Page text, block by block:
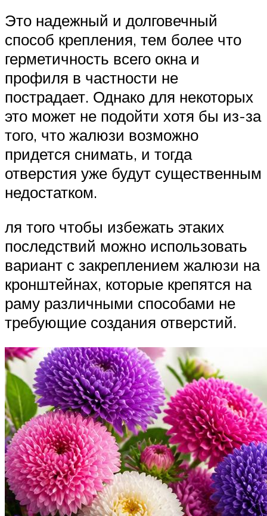
Это надежный и долговечный
способ крепления, тем более что
герметичность всего окна и
профиля в частности не
пострадает. Однако для некоторых
это может не подойти хотя бы из-за
того, что жалюзи возможно
придется снимать, и тогда
отверстия уже будут существенным
недостатком.
ля того чтобы избежать этаких
последствий можно использовать
вариант с закреплением жалюзи на
кронштейнах, которые крепятся на
раму различными способами не
требующие создания отверстий.